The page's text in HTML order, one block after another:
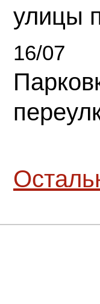
улицы
16/07